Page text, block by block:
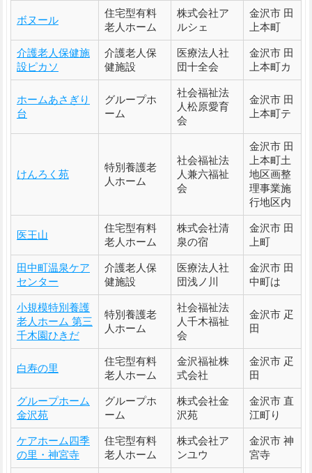
ボヌール
住宅型有料
老人ホーム
株式会社ア
ルシェ
金沢市 田
上本町
介護老人保健施
設ピカソ
介護老人保
健施設
医療法人社
団十全会
金沢市 田
上本町カ
ホームあさぎり
台
グループホ
ーム
社会福祉法
人松原愛育
会
金沢市 田
上本町テ
けんろく苑
特別養護老
人ホーム
社会福祉法
人兼六福祉
会
金沢市 田
上本町土
地区画整
理事業施
行地区内
医王山
住宅型有料
老人ホーム
株式会社清
泉の宿
金沢市 田
上町
田中町温泉ケア
センター
介護老人保
健施設
医療法人社
団浅ノ川
金沢市 田
中町は
小規模特別養護
老人ホーム 第三
千木園ひきだ
特別養護老
人ホーム
社会福祉法
人千木福祉
会
金沢市 疋
田
白寿の里
住宅型有料
老人ホーム
金沢福祉株
式会社
金沢市 疋
田
グループホーム
金沢苑
グループホ
ーム
株式会社金
沢苑
金沢市 直
江町り
ケアホーム四季
の里・神宮寺
住宅型有料
老人ホーム
株式会社ア
ンユウ
金沢市 神
宮寺